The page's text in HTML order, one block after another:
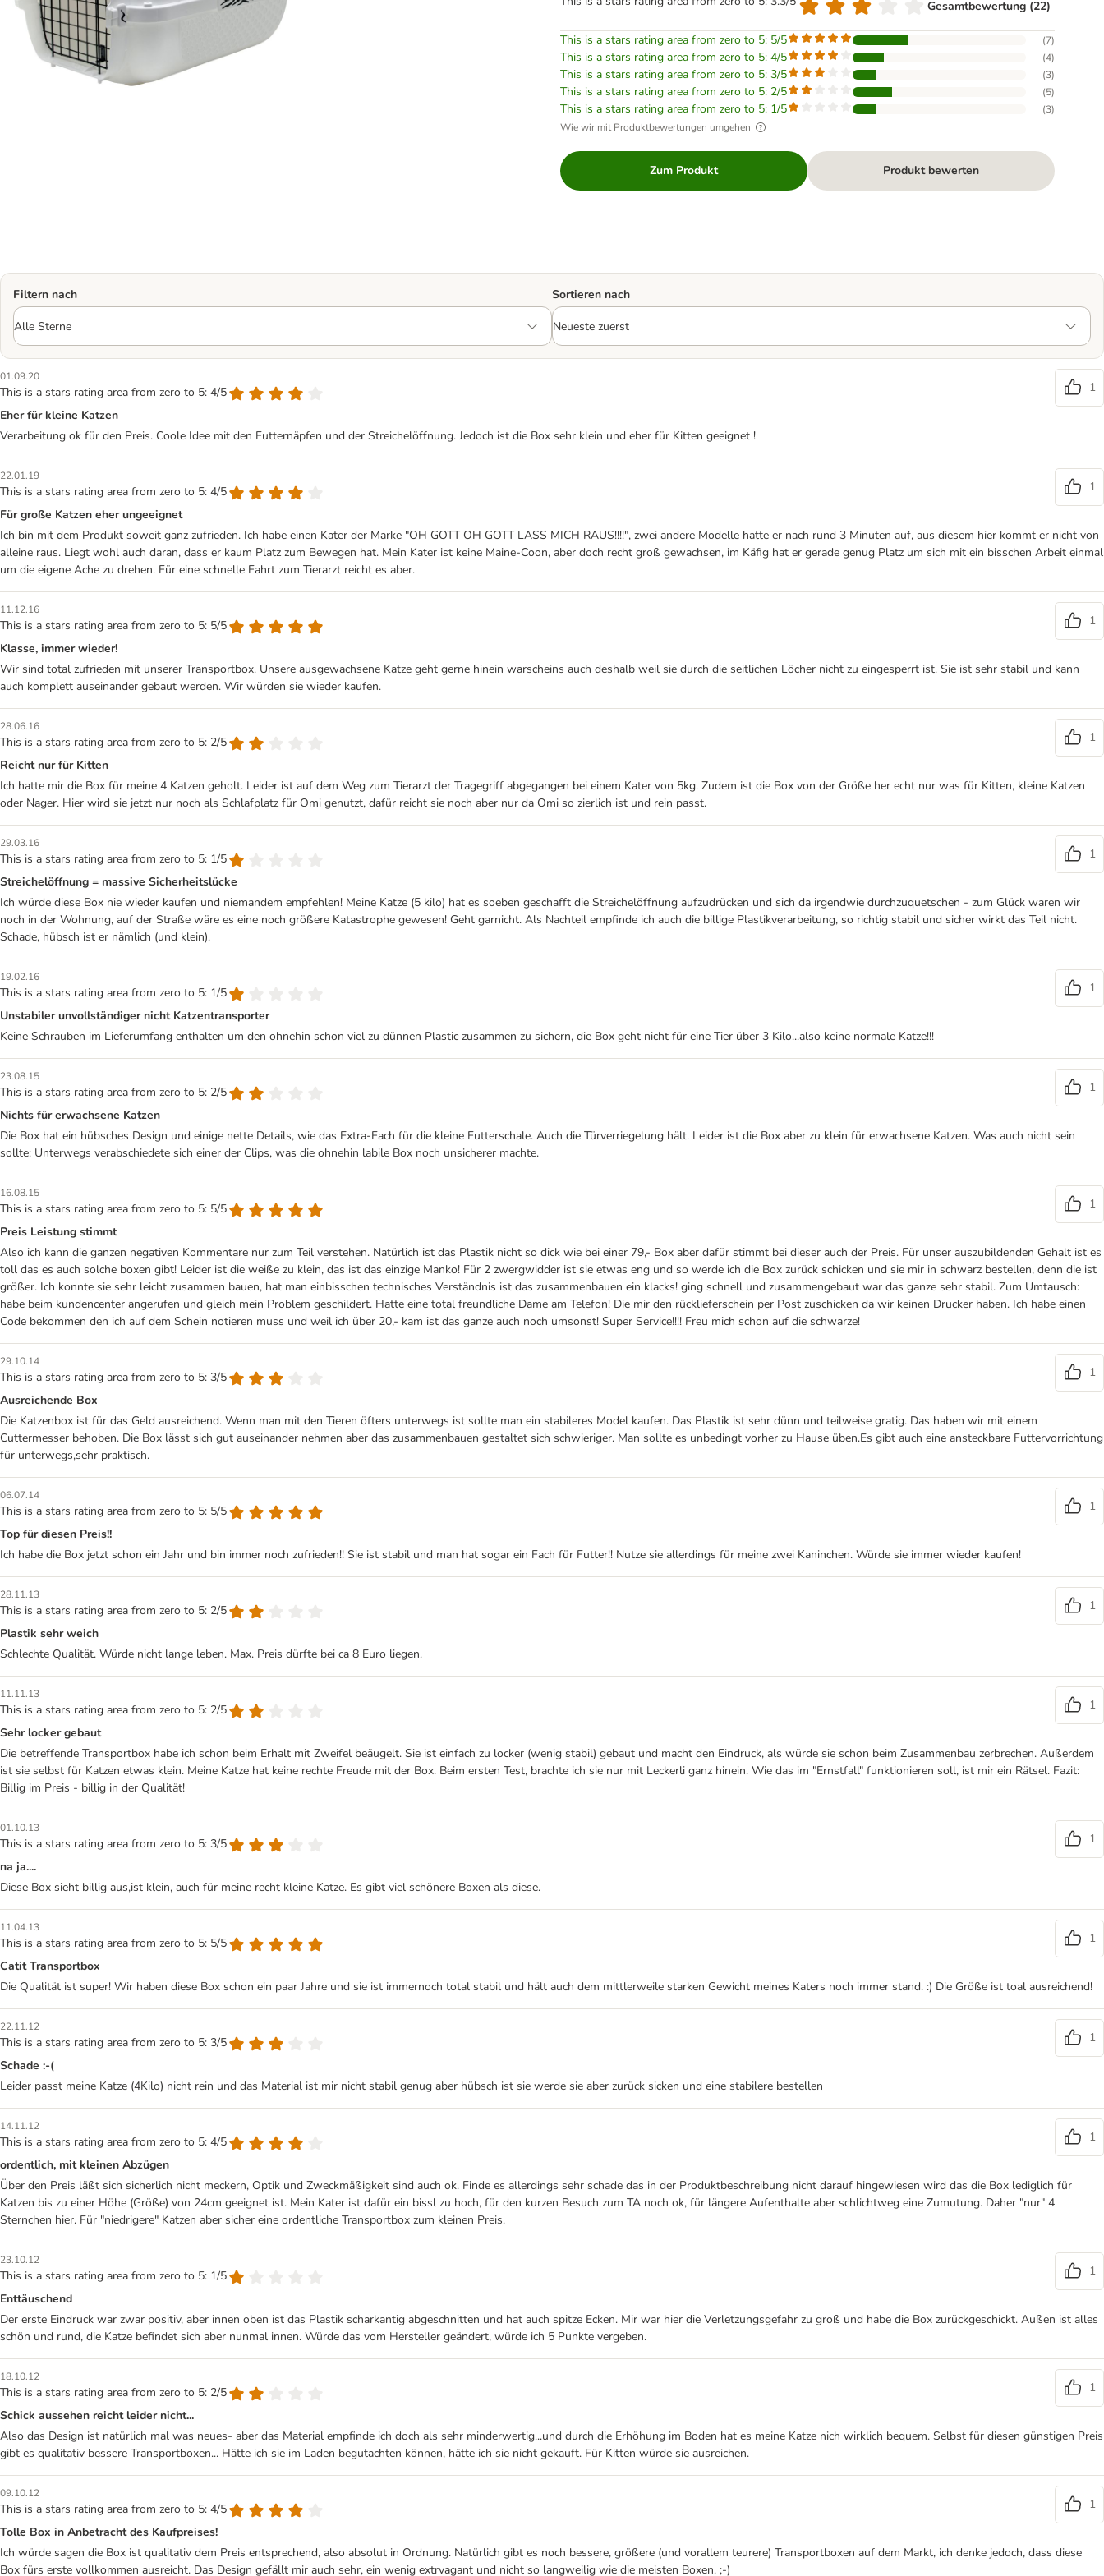
Gesamtbewertung (22)
This is a stars rating area from zero to 5: 5/5 (7)
This is a stars rating area from zero to 5: 4/5 (4)
This is a stars rating area from zero to 5: 3/5 (3)
This is a stars rating area from zero to 5: 2/5 (5)
This is a stars rating area from zero to 5: 1/5 (3)
Wie wir mit Produktbewertungen umgehen
Zum Produkt Produkt bewerten
Filtern nach Sortieren nach
01.09.20
This is a stars rating area from zero to 5: 4/5
1
Eher für kleine Katzen
Verarbeitung ok für den Preis. Coole Idee mit den Futternäpfen und der Streichelöffnung. Jedoch ist die Box sehr klein und eher für Kitten geeignet !
22.01.19
This is a stars rating area from zero to 5: 4/5
1
Für große Katzen eher ungeeignet
Ich bin mit dem Produkt soweit ganz zufrieden. Ich habe einen Kater der Marke "OH GOTT OH GOTT LASS MICH RAUS!!!!", zwei andere Modelle hatte er nach rund 3 Minuten auf, aus diesem hier kommt er nicht von
alleine raus. Liegt wohl auch daran, dass er kaum Platz zum Bewegen hat. Mein Kater ist keine Maine-Coon, aber doch recht groß gewachsen, im Käfig hat er gerade genug Platz um sich mit ein bisschen Arbeit einmal
um die eigene Ache zu drehen. Für eine schnelle Fahrt zum Tierarzt reicht es aber.
11.12.16
This is a stars rating area from zero to 5: 5/5
1
Klasse, immer wieder!
Wir sind total zufrieden mit unserer Transportbox. Unsere ausgewachsene Katze geht gerne hinein warscheins auch deshalb weil sie durch die seitlichen Löcher nicht zu eingesperrt ist. Sie ist sehr stabil und kann
auch komplett auseinander gebaut werden. Wir würden sie wieder kaufen.
28.06.16
This is a stars rating area from zero to 5: 2/5
1
Reicht nur für Kitten
Ich hatte mir die Box für meine 4 Katzen geholt. Leider ist auf dem Weg zum Tierarzt der Tragegriff abgegangen bei einem Kater von 5kg. Zudem ist die Box von der Größe her echt nur was für Kitten, kleine Katzen
oder Nager. Hier wird sie jetzt nur noch als Schlafplatz für Omi genutzt, dafür reicht sie noch aber nur da Omi so zierlich ist und rein passt.
29.03.16
This is a stars rating area from zero to 5: 1/5
1
Streichelöffnung = massive Sicherheitslücke
Ich würde diese Box nie wieder kaufen und niemandem empfehlen! Meine Katze (5 kilo) hat es soeben geschafft die Streichelöffnung aufzudrücken und sich da irgendwie durchzuquetschen - zum Glück waren wir
noch in der Wohnung, auf der Straße wäre es eine noch größere Katastrophe gewesen! Geht garnicht. Als Nachteil empfinde ich auch die billige Plastikverarbeitung, so richtig stabil und sicher wirkt das Teil nicht.
Schade, hübsch ist er nämlich (und klein).
19.02.16
This is a stars rating area from zero to 5: 1/5
1
Unstabiler unvollständiger nicht Katzentransporter
Keine Schrauben im Lieferumfang enthalten um den ohnehin schon viel zu dünnen Plastic zusammen zu sichern, die Box geht nicht für eine Tier über 3 Kilo...also keine normale Katze!!!
23.08.15
This is a stars rating area from zero to 5: 2/5
1
Nichts für erwachsene Katzen
Die Box hat ein hübsches Design und einige nette Details, wie das Extra-Fach für die kleine Futterschale. Auch die Türverriegelung hält. Leider ist die Box aber zu klein für erwachsene Katzen. Was auch nicht sein
sollte: Unterwegs verabschiedete sich einer der Clips, was die ohnehin labile Box noch unsicherer machte.
16.08.15
This is a stars rating area from zero to 5: 5/5
1
Preis Leistung stimmt
Also ich kann die ganzen negativen Kommentare nur zum Teil verstehen. Natürlich ist das Plastik nicht so dick wie bei einer 79,- Box aber dafür stimmt bei dieser auch der Preis. Für unser auszubildenden Gehalt ist es
toll das es auch solche boxen gibt! Leider ist die weiße zu klein, das ist das einzige Manko! Für 2 zwergwidder ist sie etwas eng und so werde ich die Box zurück schicken und sie mir in schwarz bestellen, denn die ist
größer. Ich konnte sie sehr leicht zusammen bauen, hat man einbisschen technisches Verständnis ist das zusammenbauen ein klacks! ging schnell und zusammengebaut war das ganze sehr stabil. Zum Umtausch:
habe beim kundencenter angerufen und gleich mein Problem geschildert. Hatte eine total freundliche Dame am Telefon! Die mir den rücklieferschein per Post zuschicken da wir keinen Drucker haben. Ich habe einen
Code bekommen den ich auf dem Schein notieren muss und weil ich über 20,- kam ist das ganze auch noch umsonst! Super Service!!!! Freu mich schon auf die schwarze!
29.10.14
This is a stars rating area from zero to 5: 3/5
1
Ausreichende Box
Die Katzenbox ist für das Geld ausreichend. Wenn man mit den Tieren öfters unterwegs ist sollte man ein stabileres Model kaufen. Das Plastik ist sehr dünn und teilweise gratig. Das haben wir mit einem
Cuttermesser behoben. Die Box lässt sich gut auseinander nehmen aber das zusammenbauen gestaltet sich schwieriger. Man sollte es unbedingt vorher zu Hause üben.Es gibt auch eine ansteckbare Futtervorrichtung
für unterwegs,sehr praktisch.
06.07.14
This is a stars rating area from zero to 5: 5/5
1
Top für diesen Preis!!
Ich habe die Box jetzt schon ein Jahr und bin immer noch zufrieden!! Sie ist stabil und man hat sogar ein Fach für Futter!! Nutze sie allerdings für meine zwei Kaninchen. Würde sie immer wieder kaufen!
28.11.13
This is a stars rating area from zero to 5: 2/5
1
Plastik sehr weich
Schlechte Qualität. Würde nicht lange leben. Max. Preis dürfte bei ca 8 Euro liegen.
11.11.13
This is a stars rating area from zero to 5: 2/5
1
Sehr locker gebaut
Die betreffende Transportbox habe ich schon beim Erhalt mit Zweifel beäugelt. Sie ist einfach zu locker (wenig stabil) gebaut und macht den Eindruck, als würde sie schon beim Zusammenbau zerbrechen. Außerdem
ist sie selbst für Katzen etwas klein. Meine Katze hat keine rechte Freude mit der Box. Beim ersten Test, brachte ich sie nur mit Leckerli ganz hinein. Wie das im "Ernstfall" funktionieren soll, ist mir ein Rätsel. Fazit:
Billig im Preis - billig in der Qualität!
01.10.13
This is a stars rating area from zero to 5: 3/5
1
na ja....
Diese Box sieht billig aus,ist klein, auch für meine recht kleine Katze. Es gibt viel schönere Boxen als diese.
11.04.13
This is a stars rating area from zero to 5: 5/5
1
Catit Transportbox
Die Qualität ist super! Wir haben diese Box schon ein paar Jahre und sie ist immernoch total stabil und hält auch dem mittlerweile starken Gewicht meines Katers noch immer stand. :) Die Größe ist toal ausreichend!
22.11.12
This is a stars rating area from zero to 5: 3/5
1
Schade :-(
Leider passt meine Katze (4Kilo) nicht rein und das Material ist mir nicht stabil genug aber hübsch ist sie werde sie aber zurück sicken und eine stabilere bestellen
14.11.12
This is a stars rating area from zero to 5: 4/5
1
ordentlich, mit kleinen Abzügen
Über den Preis läßt sich sicherlich nicht meckern, Optik und Zweckmäßigkeit sind auch ok. Finde es allerdings sehr schade das in der Produktbeschreibung nicht darauf hingewiesen wird das die Box lediglich für
Katzen bis zu einer Höhe (Größe) von 24cm geeignet ist. Mein Kater ist dafür ein bissl zu hoch, für den kurzen Besuch zum TA noch ok, für längere Aufenthalte aber schlichtweg eine Zumutung. Daher "nur" 4
Sternchen hier. Für "niedrigere" Katzen aber sicher eine ordentliche Transportbox zum kleinen Preis.
23.10.12
This is a stars rating area from zero to 5: 1/5
1
Enttäuschend
Der erste Eindruck war zwar positiv, aber innen oben ist das Plastik scharkantig abgeschnitten und hat auch spitze Ecken. Mir war hier die Verletzungsgefahr zu groß und habe die Box zurückgeschickt. Außen ist alles
schön und rund, die Katze befindet sich aber nunmal innen. Würde das vom Hersteller geändert, würde ich 5 Punkte vergeben.
18.10.12
This is a stars rating area from zero to 5: 2/5
1
Schick aussehen reicht leider nicht...
Also das Design ist natürlich mal was neues- aber das Material empfinde ich doch als sehr minderwertig...und durch die Erhöhung im Boden hat es meine Katze nich wirklich bequem. Selbst für diesen günstigen Preis
gibt es qualitativ bessere Transportboxen... Hätte ich sie im Laden begutachten können, hätte ich sie nicht gekauft. Für Kitten würde sie ausreichen.
09.10.12
This is a stars rating area from zero to 5: 4/5
1
Tolle Box in Anbetracht des Kaufpreises!
Ich würde sagen die Box ist qualitativ dem Preis entsprechend, also absolut in Ordnung. Natürlich gibt es noch bessere, größere (und vorallem teurere) Transportboxen auf dem Markt, ich denke jedoch, dass diese
Box fürs erste vollkommen ausreicht. Das Design gefällt mir auch sehr, ein wenig extrvagant und nicht so langweilig wie die meisten Boxen. ;-)